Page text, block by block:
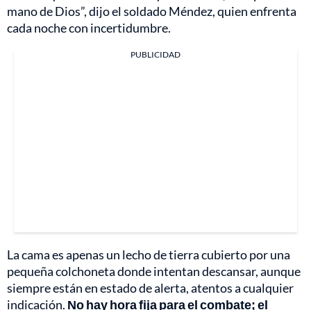
mano de Dios”, dijo el soldado Méndez, quien enfrenta
cada noche con incertidumbre.
PUBLICIDAD
La cama es apenas un lecho de tierra cubierto por una
pequeña colchoneta donde intentan descansar, aunque
siempre están en estado de alerta, atentos a cualquier
indicación. No hay hora fija para el combate; el